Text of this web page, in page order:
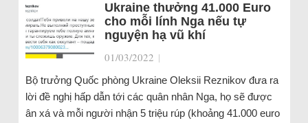
Ukraine thưởng 41.000 Euro
cho mỗi lính Nga nếu tự
nguyện hạ vũ khí
01/03/2022 |
Bộ trưởng Quốc phòng Ukraine Oleksii Reznikov đưa ra
lời đề nghị hấp dẫn tới các quân nhân Nga, họ sẽ được
ân xá và mỗi người nhận 5 triệu rúp (khoảng 41.000 euro